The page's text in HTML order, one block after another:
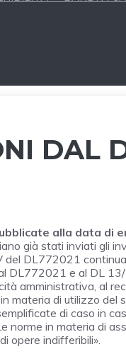
DAL
alla data di
già stati inviati gli
del DL772021
DL772021 e al DL
amministrativa, al
materia di utilizzo del
di caso in
in materia di
opere indifferibili».